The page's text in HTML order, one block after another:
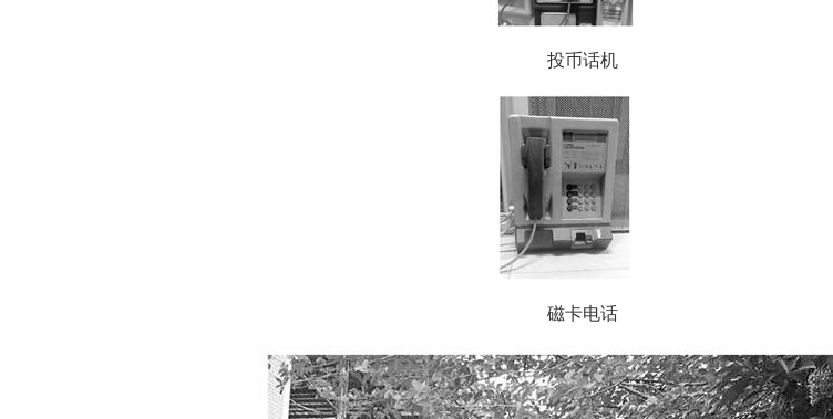
投币话机
磁卡电话